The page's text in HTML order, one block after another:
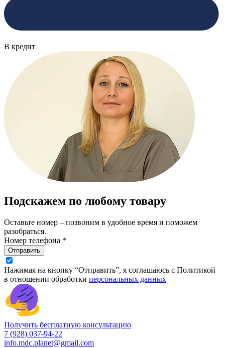
В кредит
Подскажем по любому товару
Оставьте номер – позвоним в удобное время и поможем
разобраться.
Номер телефона *
Отправить
Нажимая на кнопку “Отправить”, я соглашаюсь с Политикой
в отношении обработки персональных данных
Получить бесплатную консультацию
7 (928) 037-94-22
info.mdc.planet@gmail.com